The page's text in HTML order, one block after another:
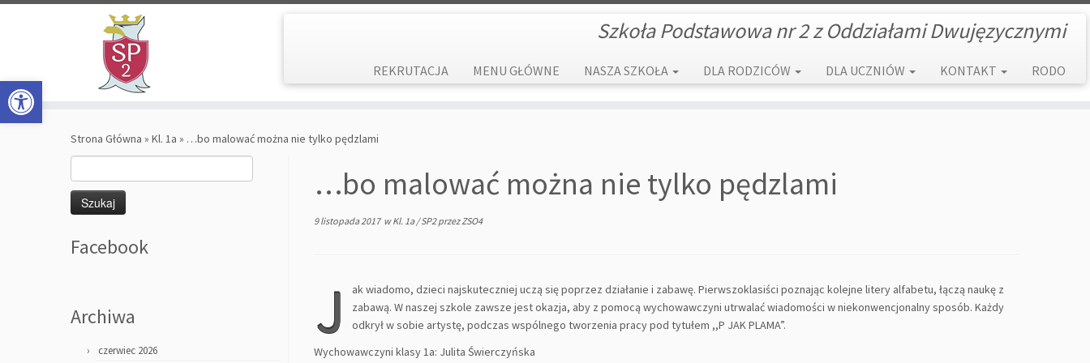
Open toolbar
Skip
Szkoła Podstawowa nr 2 z Oddziałami Dwujęzycznymi
REKRUTACJA MENU GŁÓWNE NASZA SZKOŁA DLA RODZICÓW DLA UCZNIÓW KONTAKT RODO
Strona Główna » Kl. 1a » …bo malować można nie tylko pędzlami
Facebook
Archiwa
czerwiec 2026
…bo malować można nie tylko pędzlami
9 listopada 2017wKl. 1a/SP2przezZSO4
J
ak wiadomo, dzieci najskuteczniej uczą się poprzez działanie i zabawę. Pierwszoklasiści poznając kolejne litery alfabetu, łączą naukę z
zabawą. W naszej szkole zawsze jest okazja, aby z pomocą wychowawczyni utrwalać wiadomości w niekonwencjonalny sposób. Każdy
odkrył w sobie artystę, podczas wspólnego tworzenia pracy pod tytułem ,,P JAK PLAMA”.
Wychowawczyni klasy 1a: Julita Świerczyńska